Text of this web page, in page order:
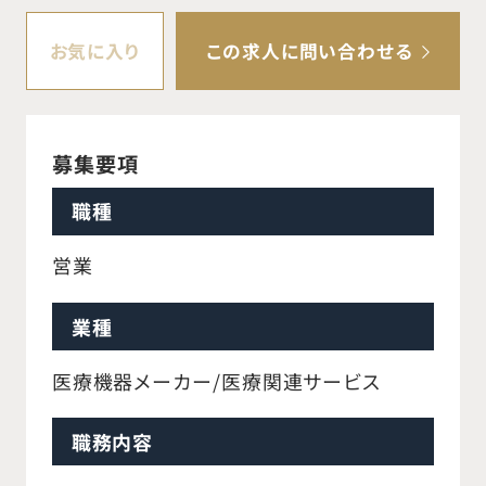
お気に入り この求人に問い合わせる
募集要項
職種
営業
業種
医療機器メーカー/医療関連サービス
職務内容